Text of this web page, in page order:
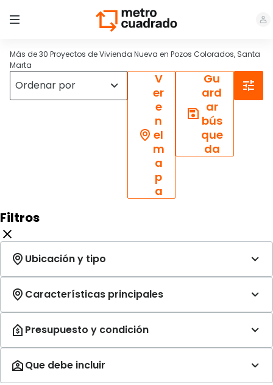
Más de 30 Proyectos de Vivienda Nueva en Pozos Colorados, Santa
Marta
V
er
e
n
el
m
a
p
a
Gu
ard
ar
bús
que
da
Filtros